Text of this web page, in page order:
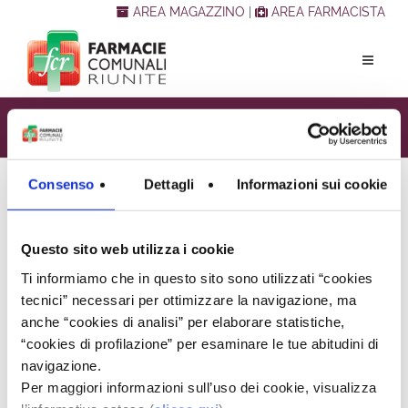
Consenso Dettagli Informazioni sui cookie
Questo sito web utilizza i cookie
Ti informiamo che in questo sito sono utilizzati “cookies
tecnici” necessari per ottimizzare la navigazione, ma
anche “cookies di analisi” per elaborare statistiche,
“cookies di profilazione” per esaminare le tue abitudini di
navigazione.
Per maggiori informazioni sull’uso dei cookie, visualizza
AREA MAGAZZINO AREA FARMACISTA
ANNO 2025
Sei qui: Home Page Amministrazione trasparente /
Ultimo aggiornamento: 19/12/25
AFFIDAMENTO MEDIANTE PROCEDURA NEGOZIATA DI
SERVIZI BANCARI E FINANZIARI
AVVISO PUBBLICO FINALIZZATO ALL’INDIVIDUAZIONE DI